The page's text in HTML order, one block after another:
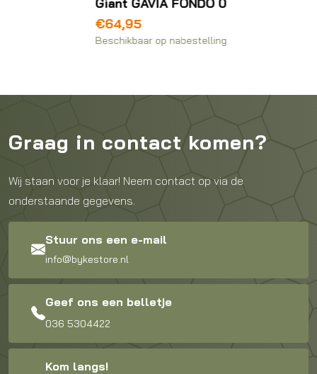
Beschikbaar op nabestelling
Graag in contact komen?
Wij staan voor je klaar! Neem contact op via de
onderstaande gegevens.
Stuur ons een e-mail
info@bykestore.nl
Geef ons een belletje
036 5304422
Kom langs!